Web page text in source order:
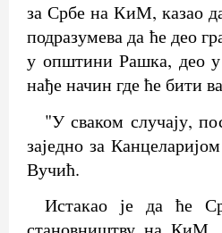
за Србе на КиМ, казао
подразумева да ће део
у општини Рашка, део у
нађе начин где ће бити
"У сваком случају,
заједно за
Вучић.
Истакао је да ће